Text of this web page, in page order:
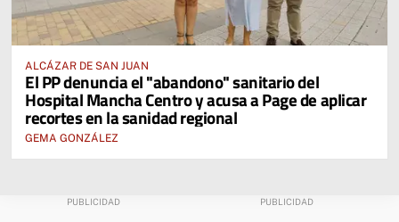
ALCÁZAR DE SAN JUAN
El PP denuncia el "abandono" sanitario del
Hospital Mancha Centro y acusa a Page de aplicar
recortes en la sanidad regional
GEMA GONZÁLEZ